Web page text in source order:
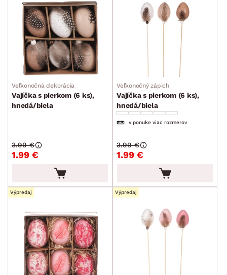
Veľkonočná dekorácia
Vajíčka s pierkom (6 ks),
hnedá/biela
1.99 €
3.99 €
Veľkonočný zápich
Vajíčka s pierkom (6 ks),
hnedá/biela
v ponuke viac rozmerov
1.99 €
3.99 €
Výpredaj Výpredaj